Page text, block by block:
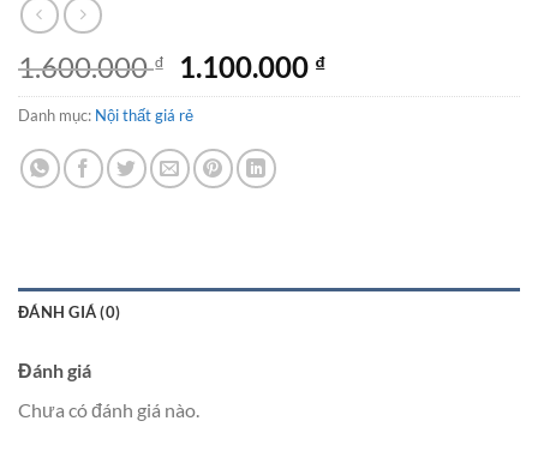
1.600.000₫
Giá
gốc
là:
1.600.000 ₫.
1.100.000 ₫Giá
hiện
Danh mục: Nội thất giá rẻ
ĐÁNH GIÁ (0)
Đánh giá
Chưa có đánh giá nào.